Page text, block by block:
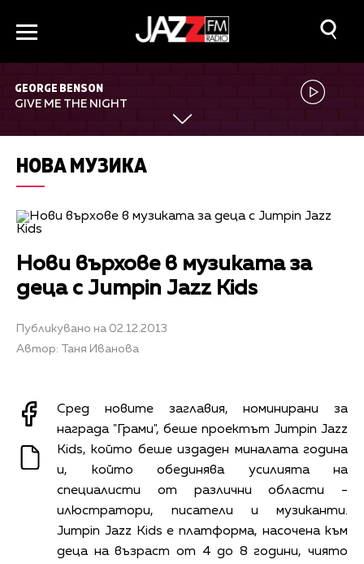
GEORGE BENSON
GIVE ME THE NIGHT
НОВА МУЗИКА
Нови върхове в музиката за
деца с Jumpin Jazz Kids
Публикувано на 02.12.2013
Автор: Таня Иванова
Сред новите заглавия, номинирани за
награда "Грами", беше проектът Jumpin Jazz
Kids, който беше издаден миналата година
и, който обединява усилията на
специалисти от различни области -
илюстратори, писатели и музиканти.
Jumpin Jazz Kids е платформа, насочена към
деца на възраст от 4 до 8 години, чиято